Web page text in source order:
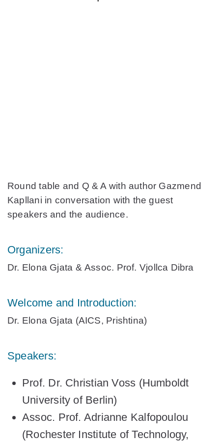
Round table and Q & A with author Gazmend
Kapllani in conversation with the guest
speakers and the audience.
Organizers:
Dr. Elona Gjata & Assoc. Prof. Vjollca Dibra
Welcome and Introduction:
Dr. Elona Gjata (AICS, Prishtina)
Speakers:
Prof. Dr. Christian Voss (Humboldt
University of Berlin)
Assoc. Prof. Adrianne Kalfopoulou
(Rochester Institute of Technology,